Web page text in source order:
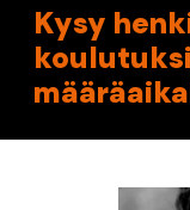
Kysy